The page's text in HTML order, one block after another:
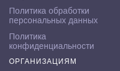
Политика обработки
персональных данных
Политика
конфиденциальности
ОРГАНИЗАЦИЯМ